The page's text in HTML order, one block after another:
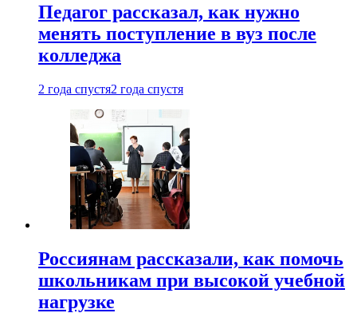
Педагог рассказал, как нужно
менять поступление в вуз после
колледжа
2 года спустя2 года спустя
Россиянам рассказали, как помочь
школьникам при высокой учебной
нагрузке